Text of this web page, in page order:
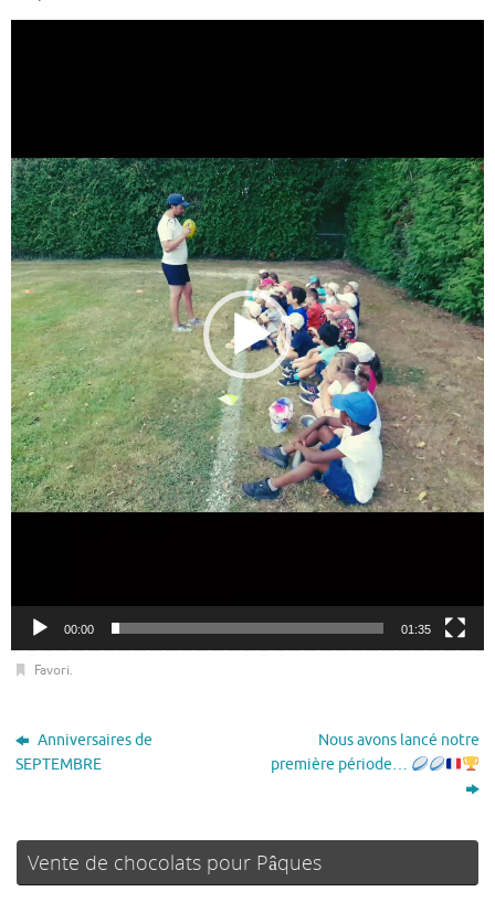
00:00 01:35
Favori.
Anniversaires de
SEPTEMBRE
Nous avons lancé notre
première période…
Vente de chocolats pour Pâques